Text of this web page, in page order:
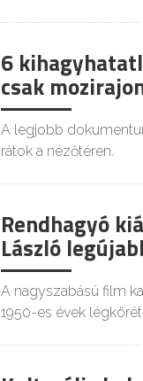
6
csak
A legjobb
rátok a nézőtéren.
Rendhagyó
László
A nagyszabású film
1950-es évek légkörét.